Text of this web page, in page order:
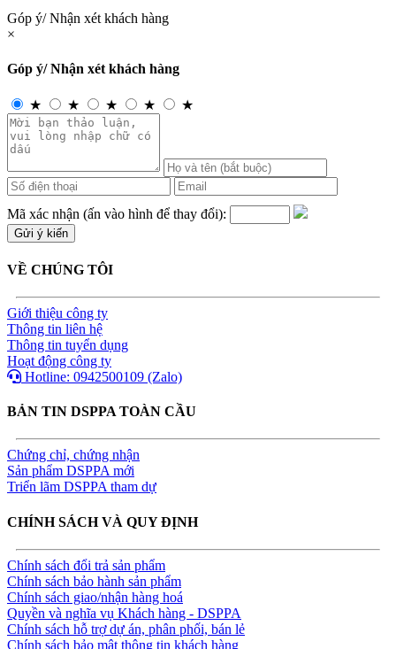
Góp ý/ Nhận xét khách hàng
×
Góp ý/ Nhận xét khách hàng
★ ★ ★ ★ ★
Mã xác nhận (ấn vào hình để thay đổi):
VỀ CHÚNG TÔI
Giới thiệu công ty
Thông tin liên hệ
Thông tin tuyển dụng
Hoạt động công ty
Hotline: 0942500109 (Zalo)
BẢN TIN DSPPA TOÀN CẦU
Chứng chỉ, chứng nhận
Sản phẩm DSPPA mới
Triển lãm DSPPA tham dự
CHÍNH SÁCH VÀ QUY ĐỊNH
Chính sách đổi trả sản phẩm
Chính sách bảo hành sản phẩm
Chính sách giao/nhận hàng hoá
Quyền và nghĩa vụ Khách hàng - DSPPA
Chính sách hỗ trợ dự án, phân phối, bán lẻ
Chính sách bảo mật thông tin khách hàng